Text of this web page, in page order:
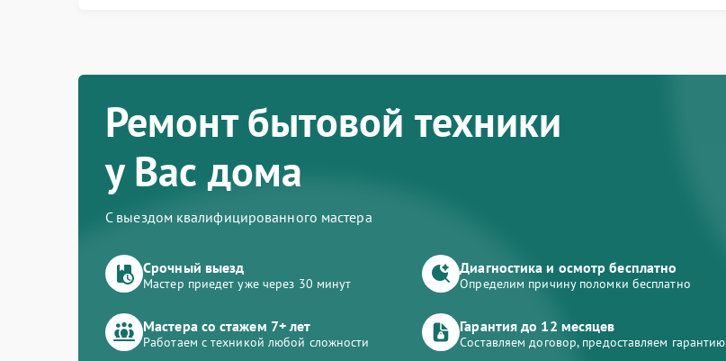
Ремонт бытовой техники
у Вас дома
С выездом квалифицированного мастера
Срочный выезд
Мастер приедет уже через 30 минут
Диагностика и осмотр бесплатно
Определим причину поломки бесплатно
Мастера со стажем 7+ лет
Работаем с техникой любой сложности
Гарантия до 12 месяцев
Составляем договор, предоставляем гарантию